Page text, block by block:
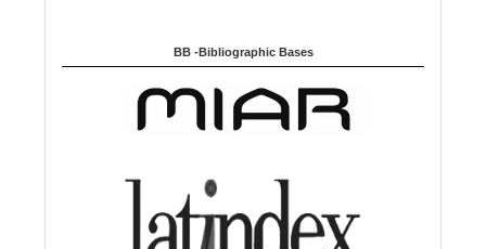
BB -Bibliographic Bases